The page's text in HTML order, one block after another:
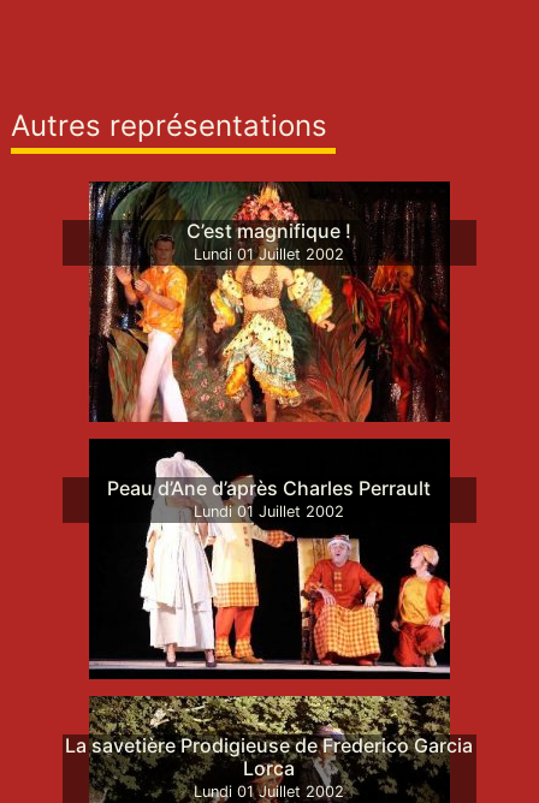
Autres représentations
C’est magnifique !
Lundi 01 Juillet 2002
Peau d’Ane d’après Charles Perrault
Lundi 01 Juillet 2002
La savetière Prodigieuse de Frederico Garcia
Lorca
Lundi 01 Juillet 2002